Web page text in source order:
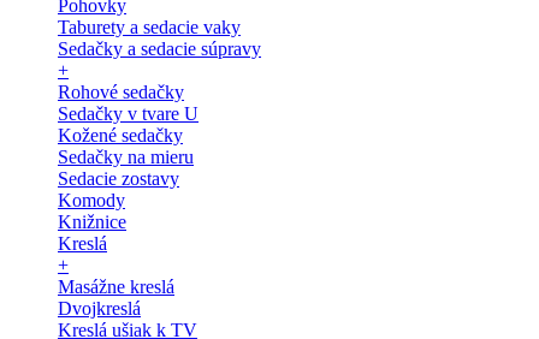
Pohovky
Taburety a sedacie vaky
Sedačky a sedacie súpravy
+
Rohové sedačky
Sedačky v tvare U
Kožené sedačky
Sedačky na mieru
Sedacie zostavy
Komody
Knižnice
Kreslá
+
Masážne kreslá
Dvojkreslá
Kreslá ušiak k TV